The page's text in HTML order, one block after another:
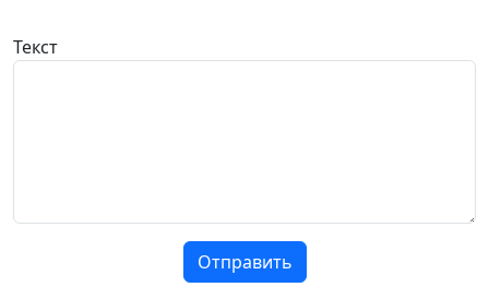
Текст
Отправить